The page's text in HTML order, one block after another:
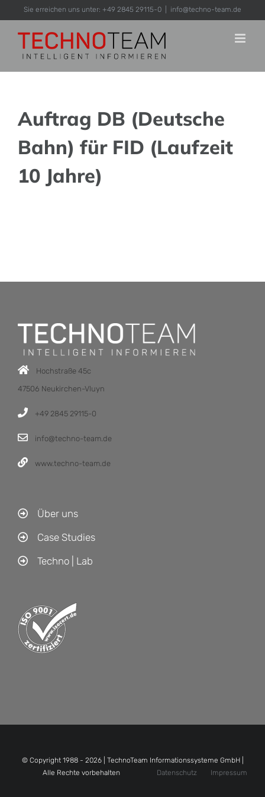
Inhalt
springen
Sie erreichen uns unter: +49 2845 29115-0 info@techno-team.de
Auftrag DB (Deutsche
Bahn) für FID (Laufzeit
10 Jahre)
Hochstraße 45c
47506 Neukirchen-Vluyn
+49 2845 29115-0
info@techno-team.de
www.techno-team.de
Über uns
Case Studies
Techno | Lab
© Copyright 1988 - 2026 | TechnoTeam Informationssysteme GmbH |
Alle Rechte vorbehalten
Datenschutz Impressum